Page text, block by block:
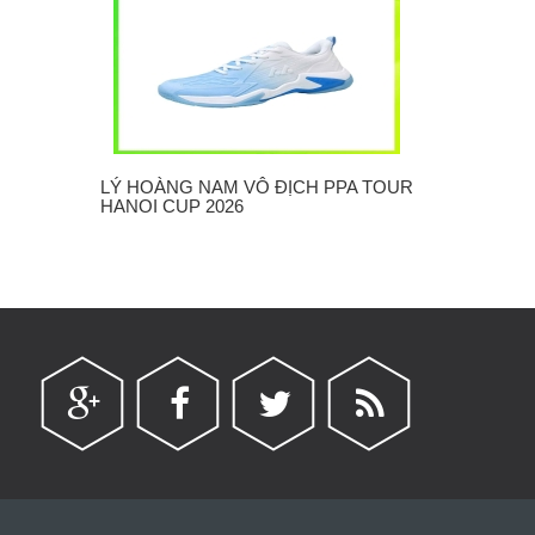
LÝ HOÀNG NAM VÔ ĐỊCH PPA TOUR
HANOI CUP 2026